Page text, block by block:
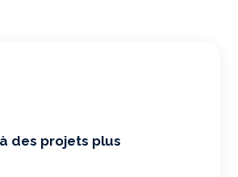
des projets plus